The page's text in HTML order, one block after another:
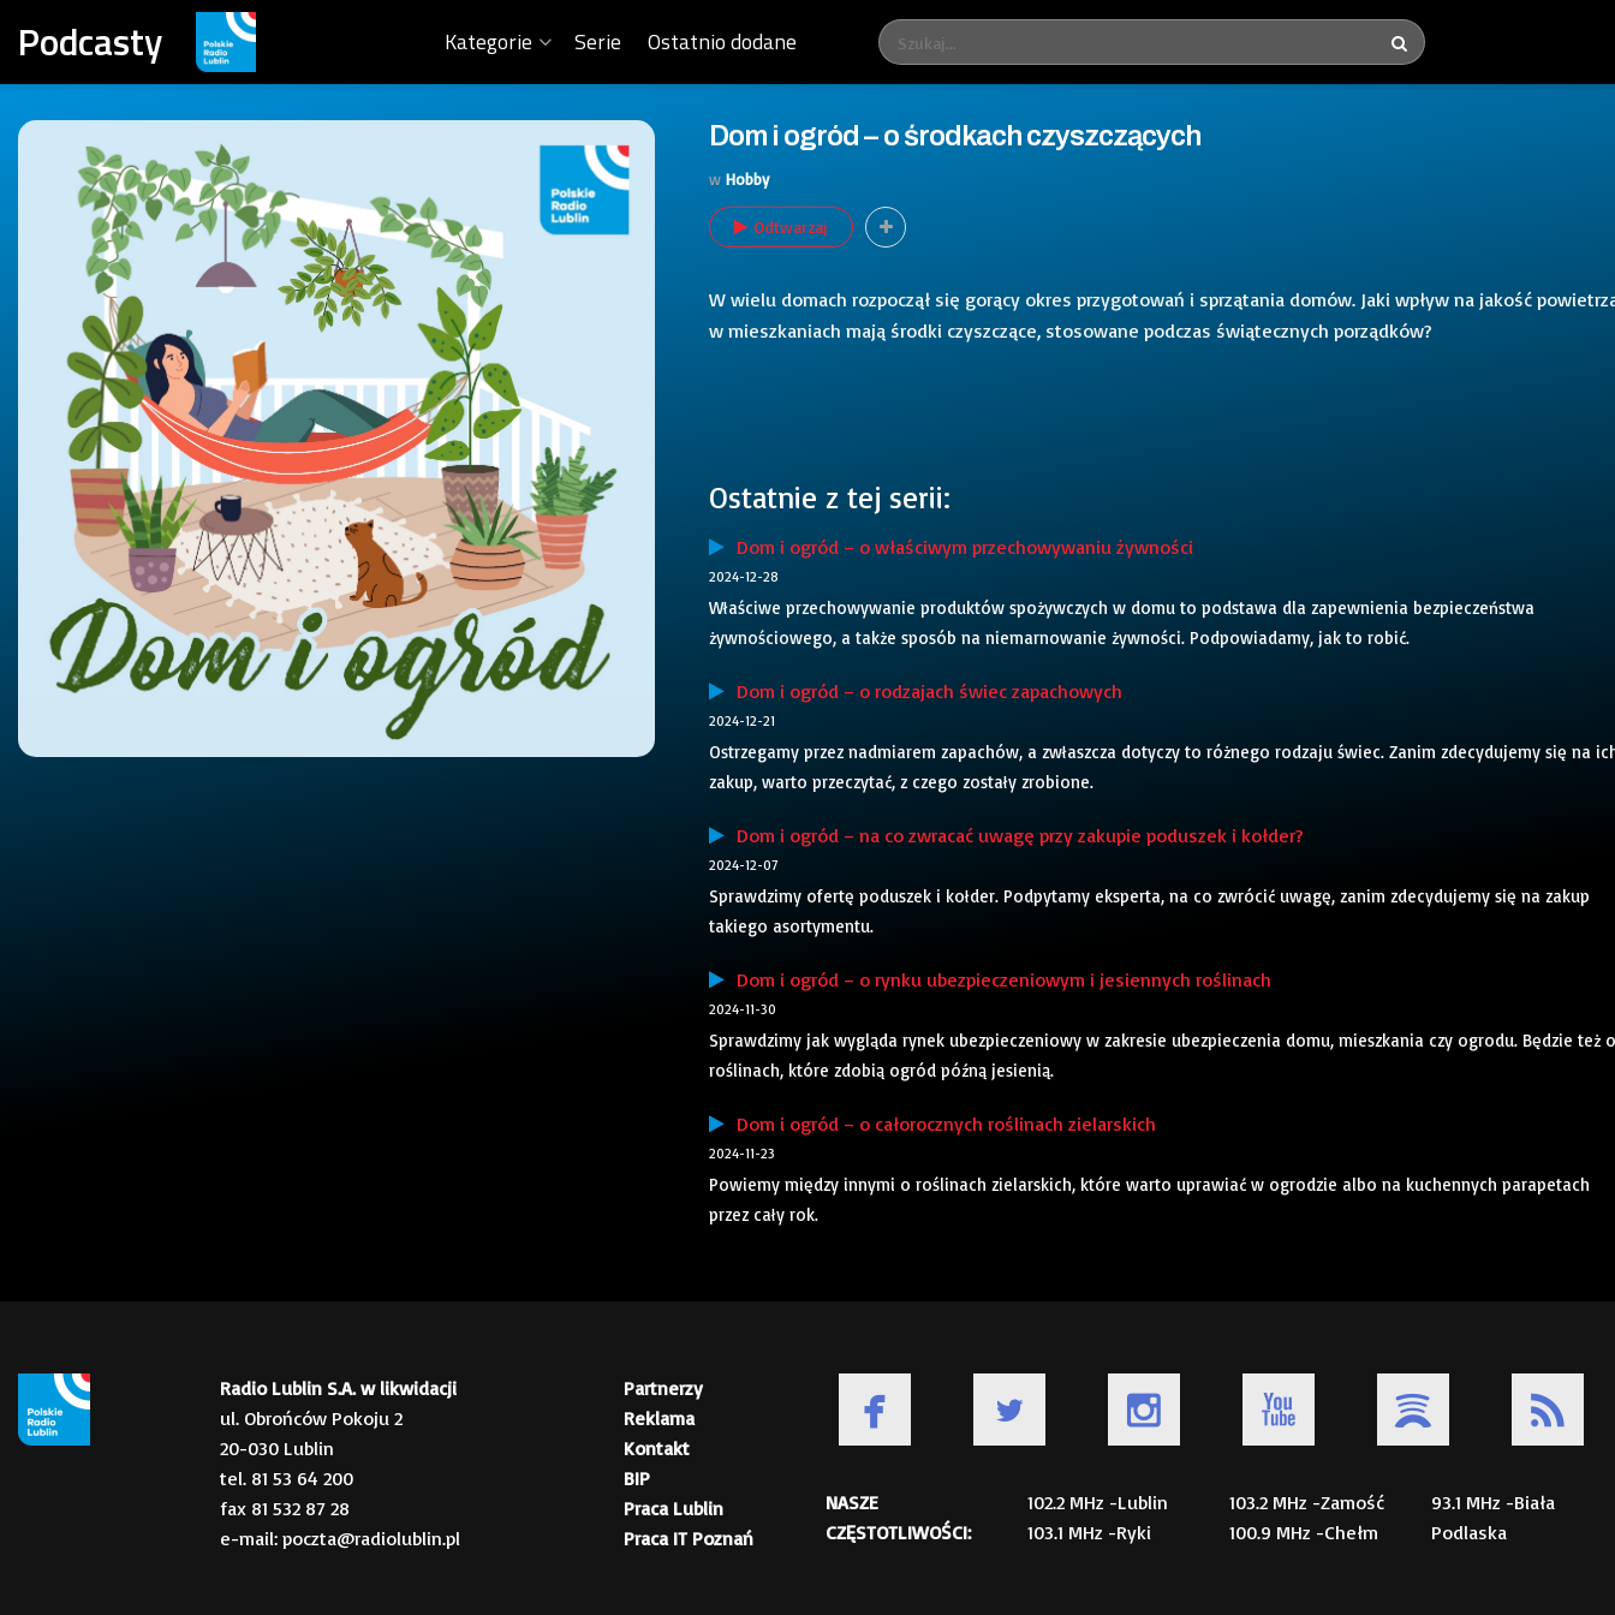
Podcasty Kategorie Serie Ostatnio dodane
Dom i ogród – o środkach czyszczących
w Hobby
Odtwarzaj
W wielu domach rozpoczął się gorący okres przygotowań i sprzątania domów. Jaki wpływ na jakość
w mieszkaniach mają środki czyszczące, stosowane podczas świątecznych porządków?
Ostatnie z tej serii:
Dom i ogród – o właściwym przechowywaniu żywności
2024-12-28
Właściwe przechowywanie produktów spożywczych w domu to podstawa dla zapewnienia bezpieczeństwa
żywnościowego, a także sposób na niemarnowanie żywności. Podpowiadamy, jak to robić.
Dom i ogród – o rodzajach świec zapachowych
2024-12-21
Ostrzegamy przez nadmiarem zapachów, a zwłaszcza dotyczy to różnego rodzaju świec. Zanim zdecydujemy się na
zakup, warto przeczytać, z czego zostały zrobione.
Dom i ogród – na co zwracać uwagę przy zakupie poduszek i kołder?
2024-12-07
Sprawdzimy ofertę poduszek i kołder. Podpytamy eksperta, na co zwrócić uwagę, zanim zdecydujemy się na zakup
takiego asortymentu.
Dom i ogród – o rynku ubezpieczeniowym i jesiennych roślinach
2024-11-30
Sprawdzimy jak wygląda rynek ubezpieczeniowy w zakresie ubezpieczenia domu, mieszkania czy ogrodu. Będzie też o
roślinach, które zdobią ogród późną jesienią.
Dom i ogród – o całorocznych roślinach zielarskich
2024-11-23
Powiemy między innymi o roślinach zielarskich, które warto uprawiać w ogrodzie albo na kuchennych parapetach
przez cały rok.
Radio Lublin S.A. w likwidacji
ul. Obrońców Pokoju 2
20-030 Lublin
tel. 81 53 64 200
fax 81 532 87 28
e-mail: poczta@radiolublin.pl
Partnerzy
Reklama
Kontakt
BIP
Praca Lublin
Praca IT Poznań
NASZE
CZĘSTOTLIWOŚCI:
102.2 MHz -Lublin
103.1 MHz -Ryki
103.2 MHz -Zamość
100.9 MHz -Chełm
93.1 MHz -Biała
Podlaska